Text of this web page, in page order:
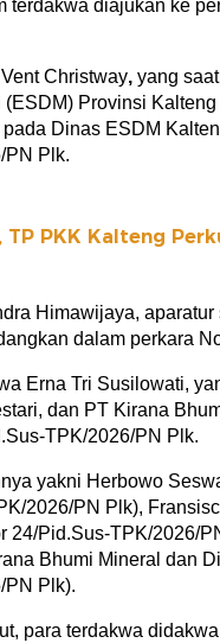
terdakwa diajukan ke
Christway, yang
Provinsi
Dinas ESDM
PN Plk.
TP PKK Kalteng
Himawijaya,
dalam perkara
Erna Tri Susilowati,
dan PT Kirana
TPK/2026/PN Plk.
yakni Herbowo
2026/PN Plk),
24/Pid.Sus-TPK/2026/
Bhumi Mineral dan
PN Plk).
para terdakwa